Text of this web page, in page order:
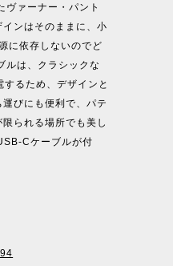
ヴァーナー・パント
ンはそのままに、小
に依存しないのでど
ルは、クラシックな
るため、デザインと
びにも便利で、パテ
られる場所でも美し
Cケーブルが付